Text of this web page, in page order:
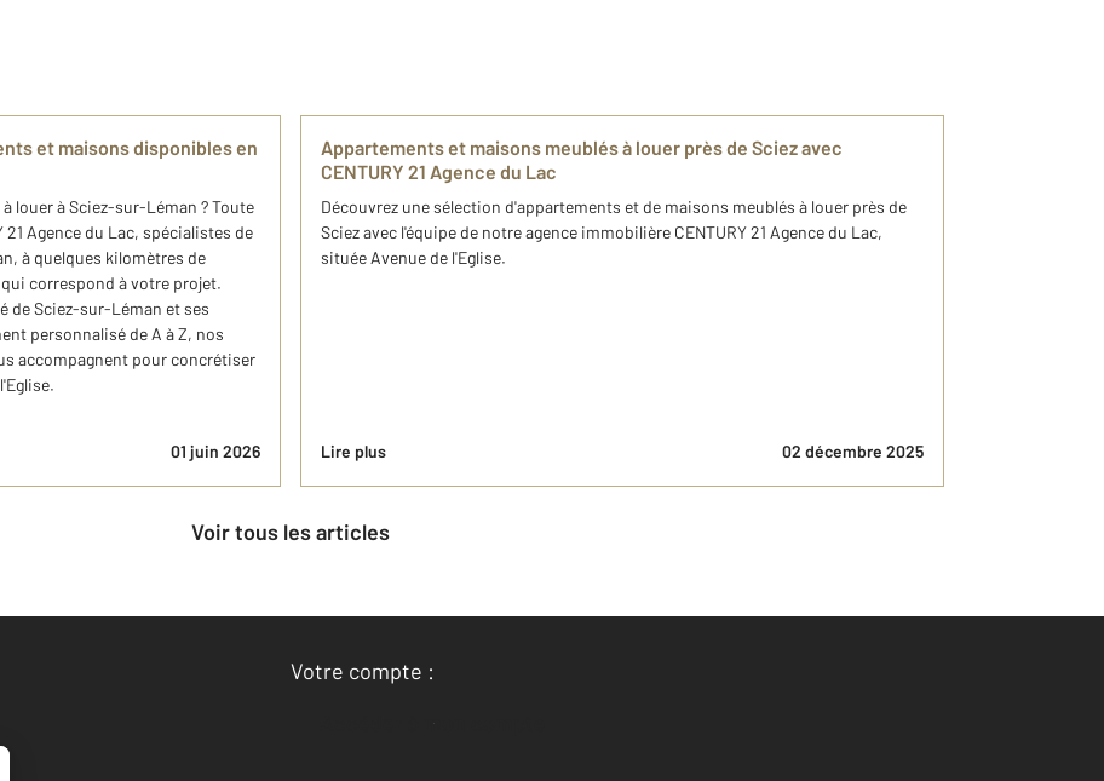
et maisons disponibles en
louer à Sciez-sur-Léman ? Toute
Agence du Lac, spécialistes de
à quelques kilomètres de
correspond à votre projet.
de Sciez-sur-Léman et ses
personnalisé de A à Z, nos
accompagnent pour concrétiser
01 juin 2026
Appartements et maisons meublés à louer près de Sciez avec
CENTURY 21 Agence du Lac
Découvrez une sélection d'appartements et de maisons meublés à louer près de
Sciez avec l'équipe de notre agence immobilière CENTURY 21 Agence du Lac,
située Avenue de l'Eglise.
Lire plus 02 décembre 2025
Voir tous les articles
Votre compte :
Accéder à mon compte